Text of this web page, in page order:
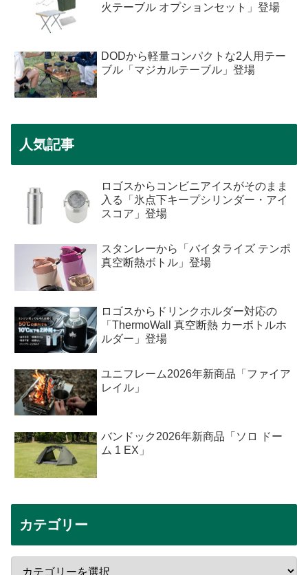
火テーブル オプションセット」登場
DODから軽量コンパクトな2人用テー
ブル「マジカルテーブル」登場
人気記事
ロゴスからコンビニアイスがそのまま
入る「氷点下キープシリンダー・アイ
スコア」登場
スタンレーから「バイタライズ テンポ
真空断熱ボトル」登場
ロゴスからドリンクホルダー対応の
「ThermoWall 真空断熱 カーボトルホ
ルダー」登場
ユニフレーム2026年新商品「ファイア
レイル」
バンドック2026年新商品「ソロ ドー
ム 1 EX」
カテゴリー